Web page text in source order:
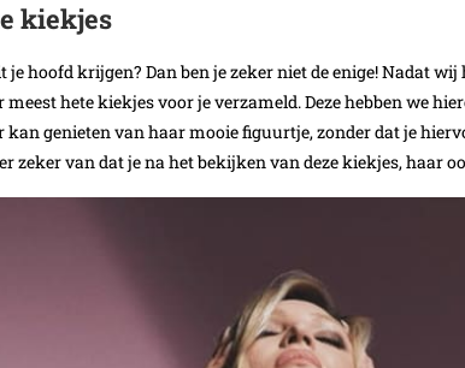
kiekjes
hoofd krijgen? Dan ben je zeker niet de enige! Nadat
hete kiekjes voor je verzameld. Deze hebben we
kan genieten van haar mooie figuurtje, zonder dat je
zeker van dat je na het bekijken van deze kiekjes, haar